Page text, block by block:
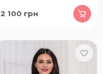
2 100 грн